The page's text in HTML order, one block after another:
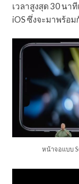
เวลาสูงสุด 30 นา
iOS ซึ่งจะมาพร้อ
หน้าจอแบบ